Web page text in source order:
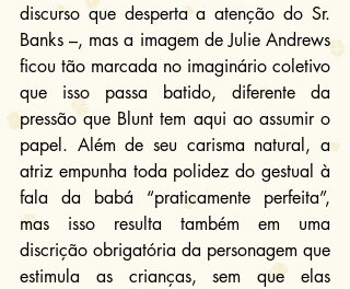
discurso que desperta a atenção do Sr.
Banks –, mas a imagem de Julie Andrews
ficou tão marcada no imaginário coletivo
que isso passa batido, diferente da
pressão que Blunt tem aqui ao assumir o
papel. Além de seu carisma natural, a
atriz empunha toda polidez do gestual à
fala da babá “praticamente perfeita”,
mas isso resulta também em uma
discrição obrigatória da personagem que
estimula as crianças, sem que elas